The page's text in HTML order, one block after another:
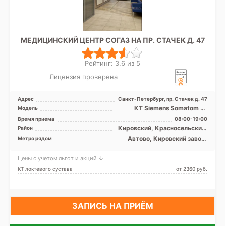
МЕДИЦИНСКИЙ ЦЕНТР СОГАЗ НА ПР. СТАЧЕК Д. 47
Рейтинг: 3.6 из 5
Лицензия проверена
Адрес
Санкт-Петербург, пр. Стачек д. 47
Модель
КТ Siemens Somatom 16
срезов, УЗИ
Время приема
08:00-19:00
Район
Кировский, Красносельский,
Московский
Метро рядом
Автово, Кировский завод,
Цены с учетом льгот и акций ↓
КТ локтевого сустава от 2360 pуб.
ЗАПИСЬ НА ПРИЁМ